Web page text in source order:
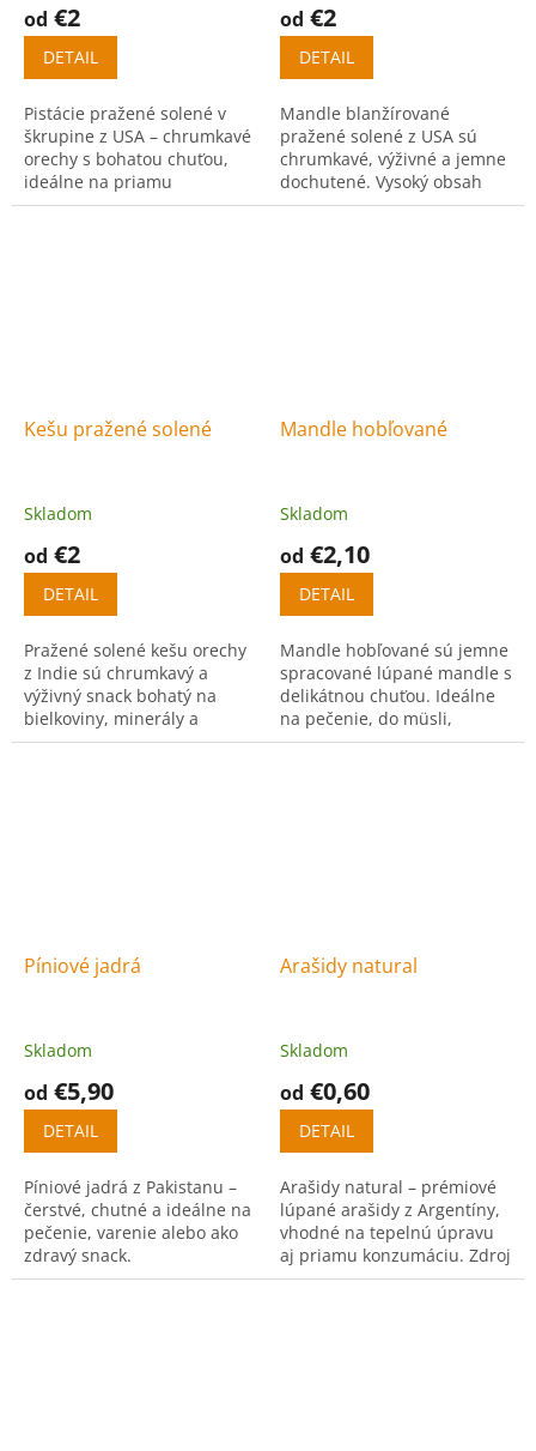
od €2
DETAIL
Pistácie pražené solené v
škrupine z USA – chrumkavé
orechy s bohatou chuťou,
ideálne na priamu
konzumáciu po vylúpaní.
od €2
DETAIL
Mandle blanžírované
pražené solené z USA sú
chrumkavé, výživné a jemne
dochutené. Vysoký obsah
bielkovín a zdravých tukov z
Kešu pražené solené
Skladom
od €2
DETAIL
Pražené solené kešu orechy
z Indie sú chrumkavý a
výživný snack bohatý na
bielkoviny, minerály a
zdravé tuky. Ideálne na
Mandle hobľované
Skladom
od €2,10
DETAIL
Mandle hobľované sú jemne
spracované lúpané mandle s
delikátnou chuťou. Ideálne
na pečenie, do müsli,
jogurtov, dezertov alebo na
Píniové jadrá
Skladom
od €5,90
DETAIL
Píniové jadrá z Pakistanu –
čerstvé, chutné a ideálne na
pečenie, varenie alebo ako
zdravý snack.
Arašidy natural
Skladom
od €0,60
DETAIL
Arašidy natural – prémiové
lúpané arašidy z Argentíny,
vhodné na tepelnú úpravu
aj priamu konzumáciu. Zdroj
bielkovín, vlákniny a